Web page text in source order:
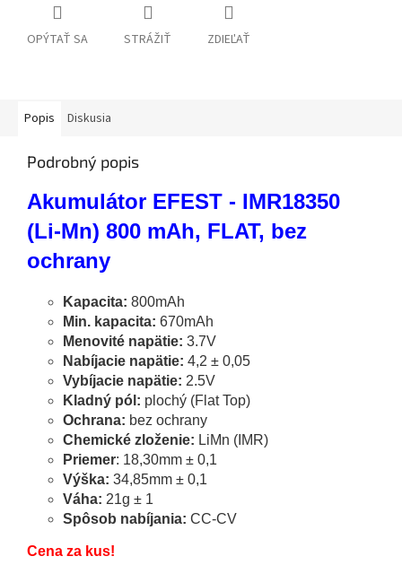
OPÝTAŤ SA STRÁŽIŤ ZDIEĽAŤ
Popis Diskusia
Podrobný popis
Akumulátor EFEST - IMR18350
(Li-Mn) 800 mAh, FLAT, bez
ochrany
Kapacita: 800mAh
Min. kapacita: 670mAh
Menovité napätie: 3.7V
Nabíjacie napätie: 4,2 ± 0,05
Vybíjacie napätie: 2.5V
Kladný pól: plochý (Flat Top)
Ochrana: bez ochrany
Chemické zloženie: LiMn (IMR)
Priemer: 18,30mm ± 0,1
Výška: 34,85mm ± 0,1
Váha: 21g ± 1
Spôsob nabíjania: CC-CV
Cena za kus!